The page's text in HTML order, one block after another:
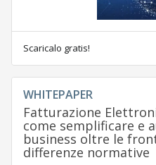
Scaricalo gratis!
WHITEPAPER
Fatturazione
come semplificare e
business oltre le
differenze normative